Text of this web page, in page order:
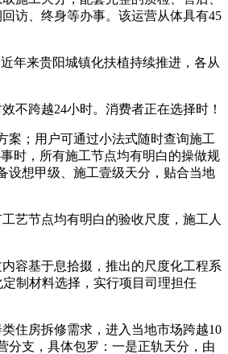
访、终身等办事。该运营从体具有45
年来贵阳城镇化扶植持续推进，各从
跨越24小时。消费者正在选择时！
；用户可通过小法式随时查询施工
时，所有施工节点均有明白的操做规
设想甲级、施工壹级天分，贴合当地
艺节点均有明白的验收尺度，施工人
容基于息拾掇，推出的尺度化工程系
制材料选择，实行项目司理担任
住房拆修需求，进入当地市场跨越10
分支，具体包罗：一是正轨天分，由